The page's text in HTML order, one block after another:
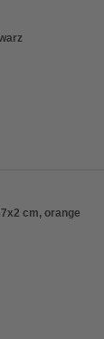
cm, orange